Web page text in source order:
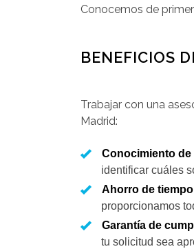
Conocemos de
BENEFICIOS
Trabajar con una
Madrid:
Conocimiento
identificar cuáles
Ahorro de
proporcionamos
Garantía de
tu solicitud sea